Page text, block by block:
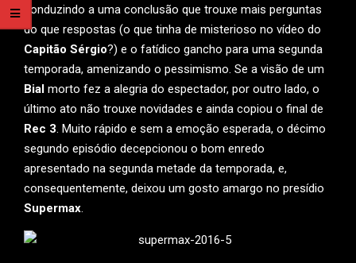
conduzindo a uma conclusão que trouxe mais perguntas
do que respostas (o que tinha de misterioso no vídeo do
Capitão Sérgio?) e o fatídico gancho para uma segunda
temporada, amenizando o pessimismo. Se a visão de um
Bial morto fez a alegria do espectador, por outro lado, o
último ato não trouxe novidades e ainda copiou o final de
Rec 3. Muito rápido e sem a emoção esperada, o décimo
segundo episódio decepcionou o bom enredo
apresentado na segunda metade da temporada, e,
consequentemente, deixou um gosto amargo no presídio
Supermax.